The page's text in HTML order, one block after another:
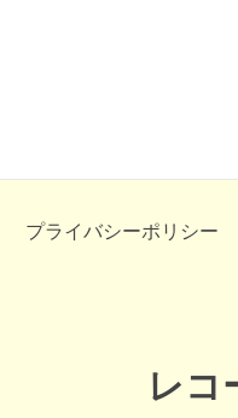
プライバシーポリシー
レコ